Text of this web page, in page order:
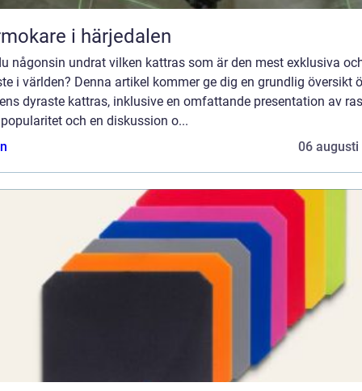
i härjedalen
någonsin undrat vilken kattras som är den mest exklusiva
i världen? Denna artikel kommer ge dig en grundlig översikt
dyraste kattras, inklusive en omfattande presentation av
och en diskussion o...
06 augusti